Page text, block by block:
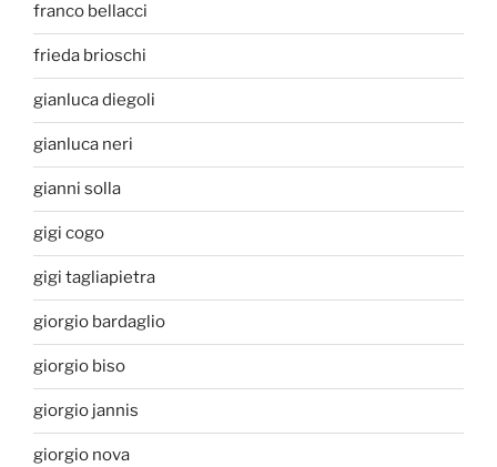
franco bellacci
frieda brioschi
gianluca diegoli
gianluca neri
gianni solla
gigi cogo
gigi tagliapietra
giorgio bardaglio
giorgio biso
giorgio jannis
giorgio nova